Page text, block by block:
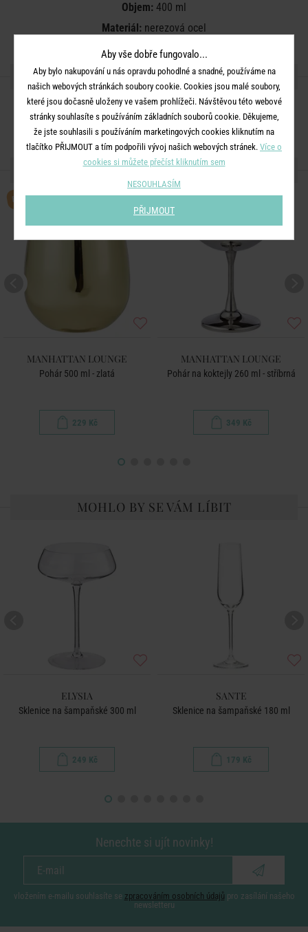
Objem: 400 ml
Materiál: nerezová ocel
SDÍLEJTE S PŘÁTELI
DALŠÍ PRODUKTY ZE SÉRIE
BESTSELLER
MANHATTAN LOUNGE
Pohár 500 ml - zlatá
229 Kč
MANHATTAN LOUNGE
Pohár na koktejly 260 ml - stříbrná
349 Kč
MOHLO BY SE VÁM LÍBIT
ELYSIA
Sklenice na šampaňské 300 ml
249 Kč
SANTE
Sklenice na šampaňské 180 ml
179 Kč
Nenechte si ujít novinky!
vložením e-mailu souhlasíte se zpracováním osobních údajů pro zasílání našeho
newsletteru
Aby vše dobře fungovalo...
Aby bylo nakupování u nás opravdu pohodlné a snadné, používáme na
našich webových stránkách soubory cookie. Cookies jsou malé soubory,
které jsou dočasně uloženy ve vašem prohlížeči. Návštěvou této webové
stránky souhlasíte s používáním základních souborů cookie. Děkujeme,
že jste souhlasili s používáním marketingových cookies kliknutím na
tlačítko PŘIJMOUT a tím podpořili vývoj našich webových stránek. Více o
cookies si můžete přečíst kliknutím sem
NESOUHLASÍM
PŘIJMOUT